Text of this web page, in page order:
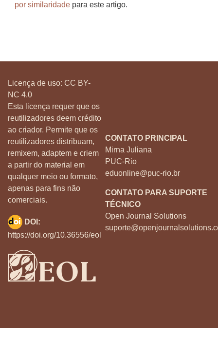
por similaridade para este artigo.
Licença de uso: CC BY-
NC 4.0
Esta licença requer que os
reutilizadores deem crédito
ao criador. Permite que os
reutilizadores distribuam,
remixem, adaptem e criem
a partir do material em
qualquer meio ou formato,
apenas para fins não
comerciais.
CONTATO PRINCIPAL
Mirna Juliana
PUC-Rio
eduonline@puc-rio.br
CONTATO PARA SUPORTE
TÉCNICO
Open Journal Solutions
DOI:
https://doi.org/10.36556/eol